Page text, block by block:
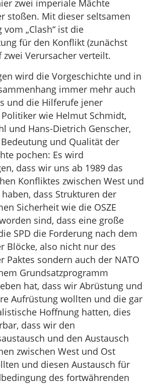
zwei imperiale Mächte
stoßen. Mit dieser seltsamen
„Clash“ ist die
für den Konflikt (zunächst
zwei Verursacher verteilt.
wird die Vorgeschichte und in
immer mehr auch
und die Hilferufe jener
wie Helmut Schmidt,
und Hans-Dietrich Genscher,
und Qualität der
pochen: Es wird
dass wir uns ab 1989 das
Konfliktes zwischen West und
dass Strukturen der
Sicherheit wie die OSZE
sind, dass eine große
SPD die Forderung nach dem
Blöcke, also nicht nur des
Paktes sondern auch der NATO
Grundsatzprogramm
hat, dass wir Abrüstung und
Aufrüstung wollten und die gar
Hoffnung hatten, dies
dass wir den
und den Austausch
zwischen West und Ost
und diesen Austausch für
des fortwährenden